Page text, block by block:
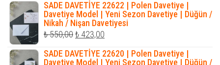
₺ 1.200,00.fiyat:
₺ 1.035,00.
SADE DAVETİYE 22622 | Polen Davetiye |
Davetiye Model | Yeni Sezon Davetiye | Düğün /
Nikah / Nişan Davetiyesi
₺550,00Orijinal
fiyat:
₺ 550,00.
₺ 423,00
fiyat:
SADE DAVETİYE 22620 | Polen Davetiye |
Davetiye Model | Yeni Sezon Davetiye | Düğün /